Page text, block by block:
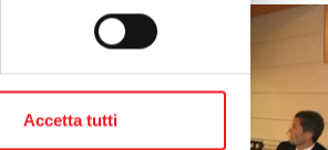
Accetta tutti